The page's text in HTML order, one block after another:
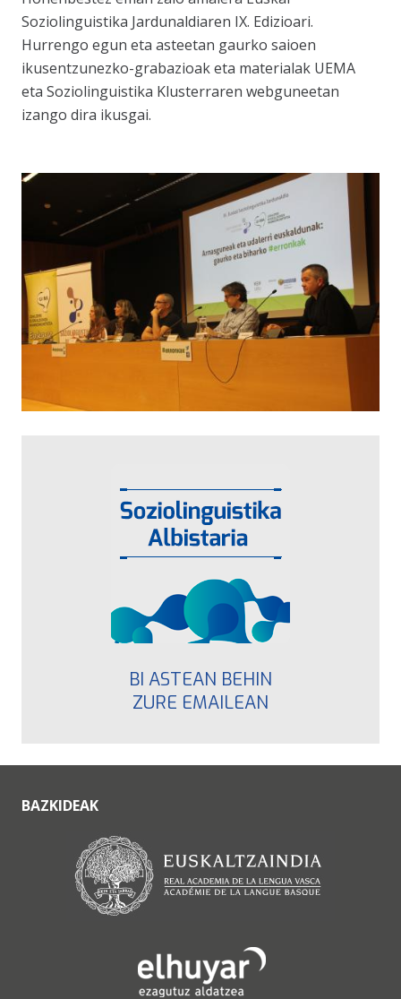
Soziolinguistika Jardunaldiaren IX. Edizioari.
Hurrengo egun eta asteetan gaurko saioen
ikusentzunezko-grabazioak eta materialak UEMA
eta Soziolinguistika Klusterraren webguneetan
izango dira ikusgai.
BI ASTEAN BEHIN
ZURE EMAILEAN
BAZKIDEAK